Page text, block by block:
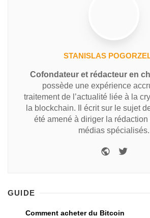
STANISLAS
Cofondateur et rédacteur en
possède une expérience
traitement de l’actualité liée à la
la blockchain. Il écrit sur le sujet
été amené à diriger la
médias spécialisés.
GUIDE
Comment acheter du Bitcoin